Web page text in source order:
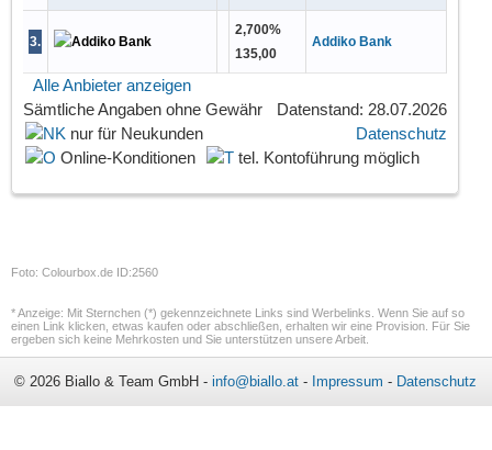
3.
2,700%
135,00
Addiko Bank
Alle Anbieter anzeigen
Datenstand: 28.07.2026
Sämtliche Angaben ohne Gewähr
Datenschutz
nur für Neukunden
Online-Konditionen
tel. Kontoführung möglich
Foto: Colourbox.de ID:2560
* Anzeige: Mit Sternchen (*) gekennzeichnete Links sind Werbelinks. Wenn Sie auf so
einen Link klicken, etwas kaufen oder abschließen, erhalten wir eine Provision. Für Sie
ergeben sich keine Mehrkosten und Sie unterstützen unsere Arbeit.
© 2026 Biallo & Team GmbH -info@biallo.at - Impressum - Datenschutz